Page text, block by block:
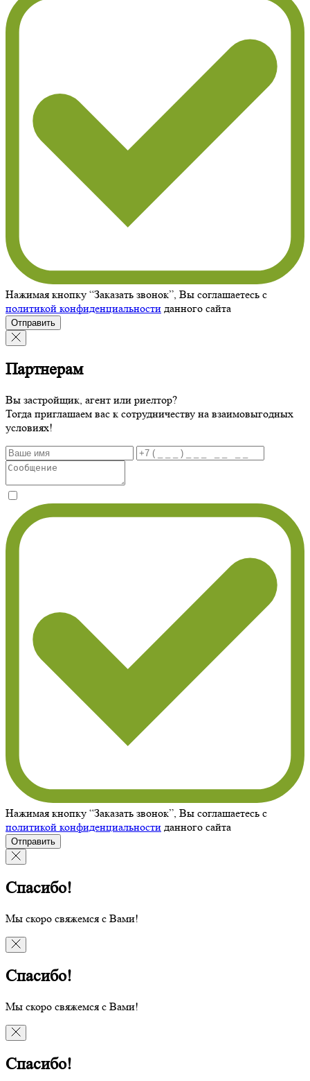
Нажимая кнопку “Заказать звонок”, Вы соглашаетесь с
политикой конфиденциальности данного сайта
Отправить
Партнерам
Вы застройщик, агент или риелтор?
Тогда приглашаем вас к сотрудничеству на взаимовыгодных
условиях!
Нажимая кнопку “Заказать звонок”, Вы соглашаетесь с
политикой конфиденциальности данного сайта
Отправить
Спасибо!
Мы скоро свяжемся с Вами!
Спасибо!
Мы скоро свяжемся с Вами!
Спасибо!